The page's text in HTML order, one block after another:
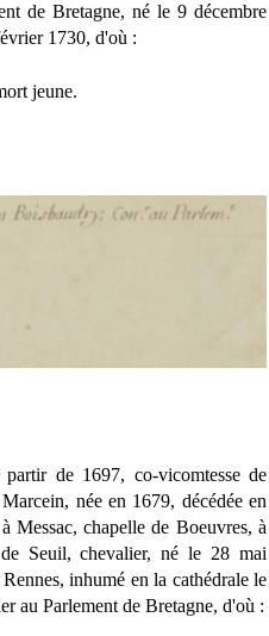
de Bretagne, né le 9 décembre
1730, d'où :
jeune.
de 1697, co-vicomtesse de
née en 1679, décédée en
Messac, chapelle de Boeuvres, à
Seuil, chevalier, né le 28 mai
inhumé en la cathédrale le
au Parlement de Bretagne, d'où :